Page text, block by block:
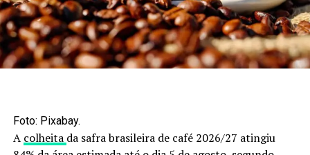
Todos os segmentos recuaram
No primeiro trimestre de 2026, todos os segmentos que
compõem o PIB do agronegócio apresentaram queda. O
De acordo com o Cepea/CNA, o principal fator para o
Foto: Pixabay.
A colheita da safra brasileira de café 2026/27 atingiu